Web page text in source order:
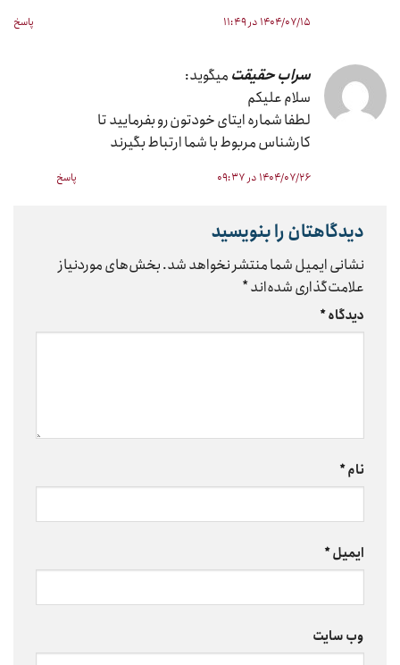
۱۴۰۴/۰۷/۱۵ در ۱۱:۴۹ پاسخ
سراب حقیقت میگوید:
سلام علیکم
لطفا شماره ایتای خودتون رو بفرمایید تا
کارشناس مربوط با شما ارتباط بگیرند
۱۴۰۴/۰۷/۲۶ در ۰۹:۳۷ پاسخ
دیدگاهتان را بنویسید
نشانی ایمیل شما منتشر نخواهد شد.بخش‌های موردنیاز
علامت‌گذاری شده‌اند*
دیدگاه*
نام*
ایمیل*
وب‌ سایت